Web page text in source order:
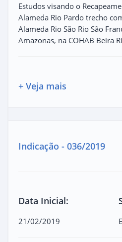
Estudos visando o
Alameda Rio Pardo trecho
Alameda Rio São Rio São
Amazonas, na COHAB Beira
+ Veja mais
Indicação - 036/2019
Data Inicial:
21/02/2019